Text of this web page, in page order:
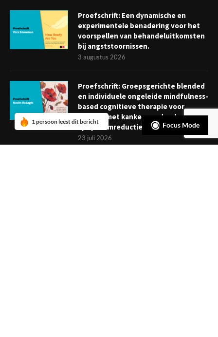
Proefschrift: Een dynamische en
experimentele benadering voor het
voorspellen van behandeluitkomsten
bij angststoornissen.
3 augustus 2026
Proefschrift: Groepsgerichte blended
en individuele ongeleide mindfulness-
based cognitieve therapie voor
mensen met kanker: verder dan
symptoomreductie
23 juli 2026
Focus Mode
1 persoon leest dit bericht